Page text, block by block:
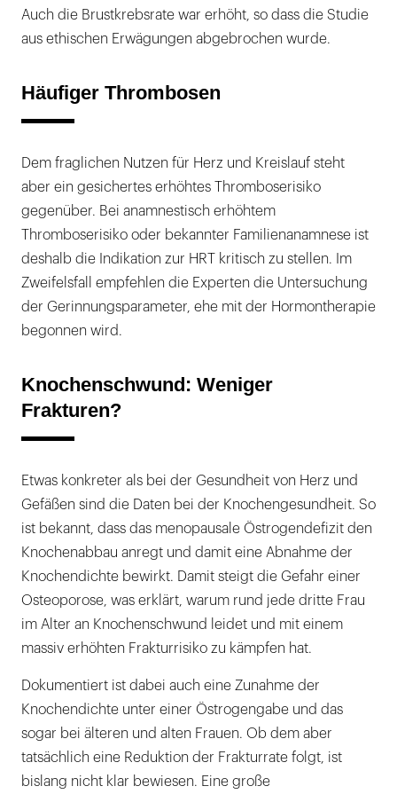
Auch die Brustkrebsrate war erhöht, so dass die Studie
aus ethischen Erwägungen abgebrochen wurde.
Häufiger Thrombosen
Dem fraglichen Nutzen für Herz und Kreislauf steht
aber ein gesichertes erhöhtes Thromboserisiko
gegenüber. Bei anamnestisch erhöhtem
Thromboserisiko oder bekannter Familienanamnese ist
deshalb die Indikation zur HRT kritisch zu stellen. Im
Zweifelsfall empfehlen die Experten die Untersuchung
der Gerinnungsparameter, ehe mit der Hormontherapie
begonnen wird.
Knochenschwund: Weniger
Frakturen?
Etwas konkreter als bei der Gesundheit von Herz und
Gefäßen sind die Daten bei der Knochengesundheit. So
ist bekannt, dass das menopausale Östrogendefizit den
Knochenabbau anregt und damit eine Abnahme der
Knochendichte bewirkt. Damit steigt die Gefahr einer
Osteoporose, was erklärt, warum rund jede dritte Frau
im Alter an Knochenschwund leidet und mit einem
massiv erhöhten Frakturrisiko zu kämpfen hat.
Dokumentiert ist dabei auch eine Zunahme der
Knochendichte unter einer Östrogengabe und das
sogar bei älteren und alten Frauen. Ob dem aber
tatsächlich eine Reduktion der Frakturrate folgt, ist
bislang nicht klar bewiesen. Eine große